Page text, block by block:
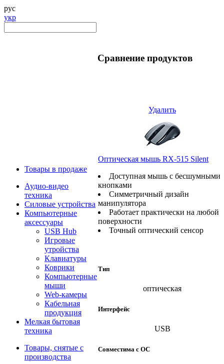
рус
укр
Товары в продаже
Аудио-видео
техника
Силовые устройства
Компьютерные
аксессуары
USB Hub
Игровые
утройства
Клавиатуры
Коврики
Компьютерные
мыши
Web-камеры
Кабельная
продукция
Мелкая бытовая
техника
Товары, снятые с
производства
Сравнение продуктов
Удалить
Оптическая мышь RX-515 Silent
Доступная мышь с бесшумными
кнопками
Симметричный дизайн
манипулятора
Работает практически на любой
поверхности
Точный оптический сенсор
Тип
оптическая
Интерфейс
USB
Совместима с ОС